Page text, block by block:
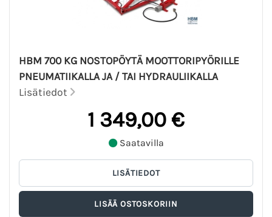
HBM 700 KG NOSTOPÖYTÄ MOOTTORIPYÖRILLE
PNEUMATIIKALLA JA / TAI HYDRAULIIKALLA
Lisätiedot
1 349,00 €
Saatavilla